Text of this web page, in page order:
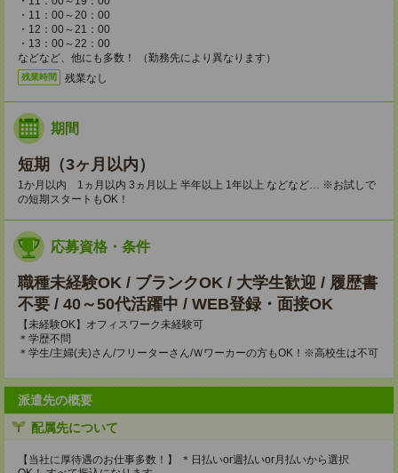
・11：00～20：00
・12：00～21：00
・13：00～22：00
などなど、他にも多数！ （勤務先により異なります）
残業時間 残業なし
期間
短期（3ヶ月以内）
1か月以内 1ヵ月以内 3ヵ月以上 半年以上 1年以上 などなど… ※お試しで
の短期スタートもOK！
応募資格・条件
職種未経験OK / ブランクOK / 大学生歓迎 / 履歴書
不要 / 40～50代活躍中 / WEB登録・面接OK
【未経験OK】オフィスワーク未経験可
＊学歴不問
＊学生/主婦(夫)さん/フリーターさん/Ｗワーカーの方もOK！※高校生は不可
派遣先の概要
配属先について
【当社に厚待遇のお仕事多数！】 ＊日払いor週払いor月払いから選択